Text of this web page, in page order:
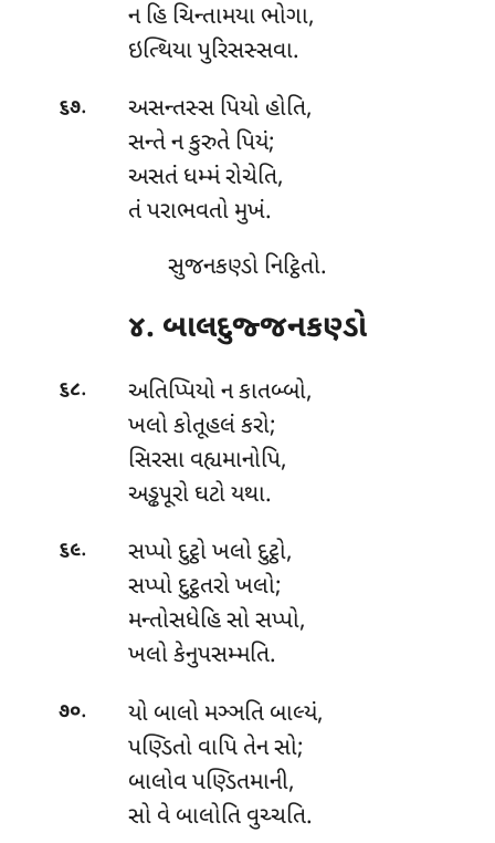
ન હિ ચિન્તામયા ભોગા,
ઇત્થિયા પુરિસસ્સવા.
૬૭.
અસન્તસ્સ પિયો હોતિ,
સન્તે ન કુરુતે પિયં;
અસતં ધમ્મં રોચેતિ,
તં પરાભવતો મુખં.
સુજનકણ્ડો નિટ્ઠિતો.
૪. બાલદુજ્જનકણ્ડો
૬૮.
અતિપ્પિયો ન કાતબ્બો,
ખલો કોતૂહલં કરો;
સિરસા વહ્યમાનોપિ,
અડ્ઢપૂરો ઘટો યથા.
૬૯.
સપ્પો દુટ્ઠો ખલો દુટ્ઠો,
સપ્પો દુટ્ઠતરો ખલો;
મન્તોસધેહિ સો સપ્પો,
ખલો કેનુપસમ્મતિ.
૭૦.
યો બાલો મઞ્ઞતિ બાલ્યં,
પણ્ડિતો વાપિ તેન સો;
બાલોવ પણ્ડિતમાની,
સો વે બાલોતિ વુચ્ચતિ.